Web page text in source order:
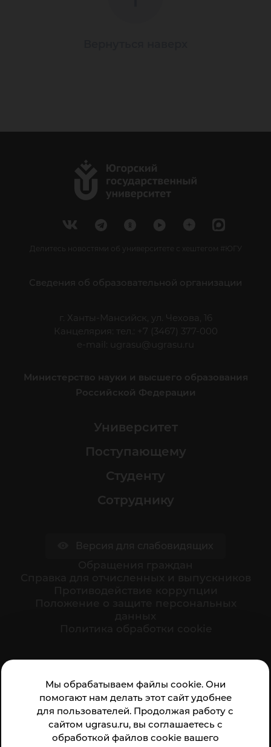
Мы обрабатываем файлы cookie. Они
помогают нам делать этот сайт удобнее
для пользователей. Продолжая работу с
сайтом ugrasu.ru, вы соглашаетесь с
обработкой файлов cookie вашего
Делитесь новостями об университете с хештегом #ЮГУ
Сведения об образовательной организации
г. Ханты-Мансийск, ул. Чехова, 16
Канцелярия: тел.: +7 (3467) 377-000
e-mail:
ugrasu@ugrasu.ru
Министерство науки и высшего образования
Российской Федерации
Университет
Поступающему
Студенту
Сотруднику
организации: